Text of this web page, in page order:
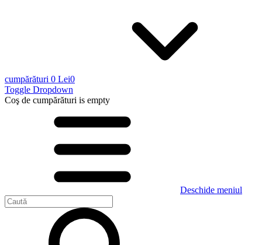
cumpărături 0 Lei0
Toggle Dropdown
Coş de cumpărături is empty
Deschide meniul